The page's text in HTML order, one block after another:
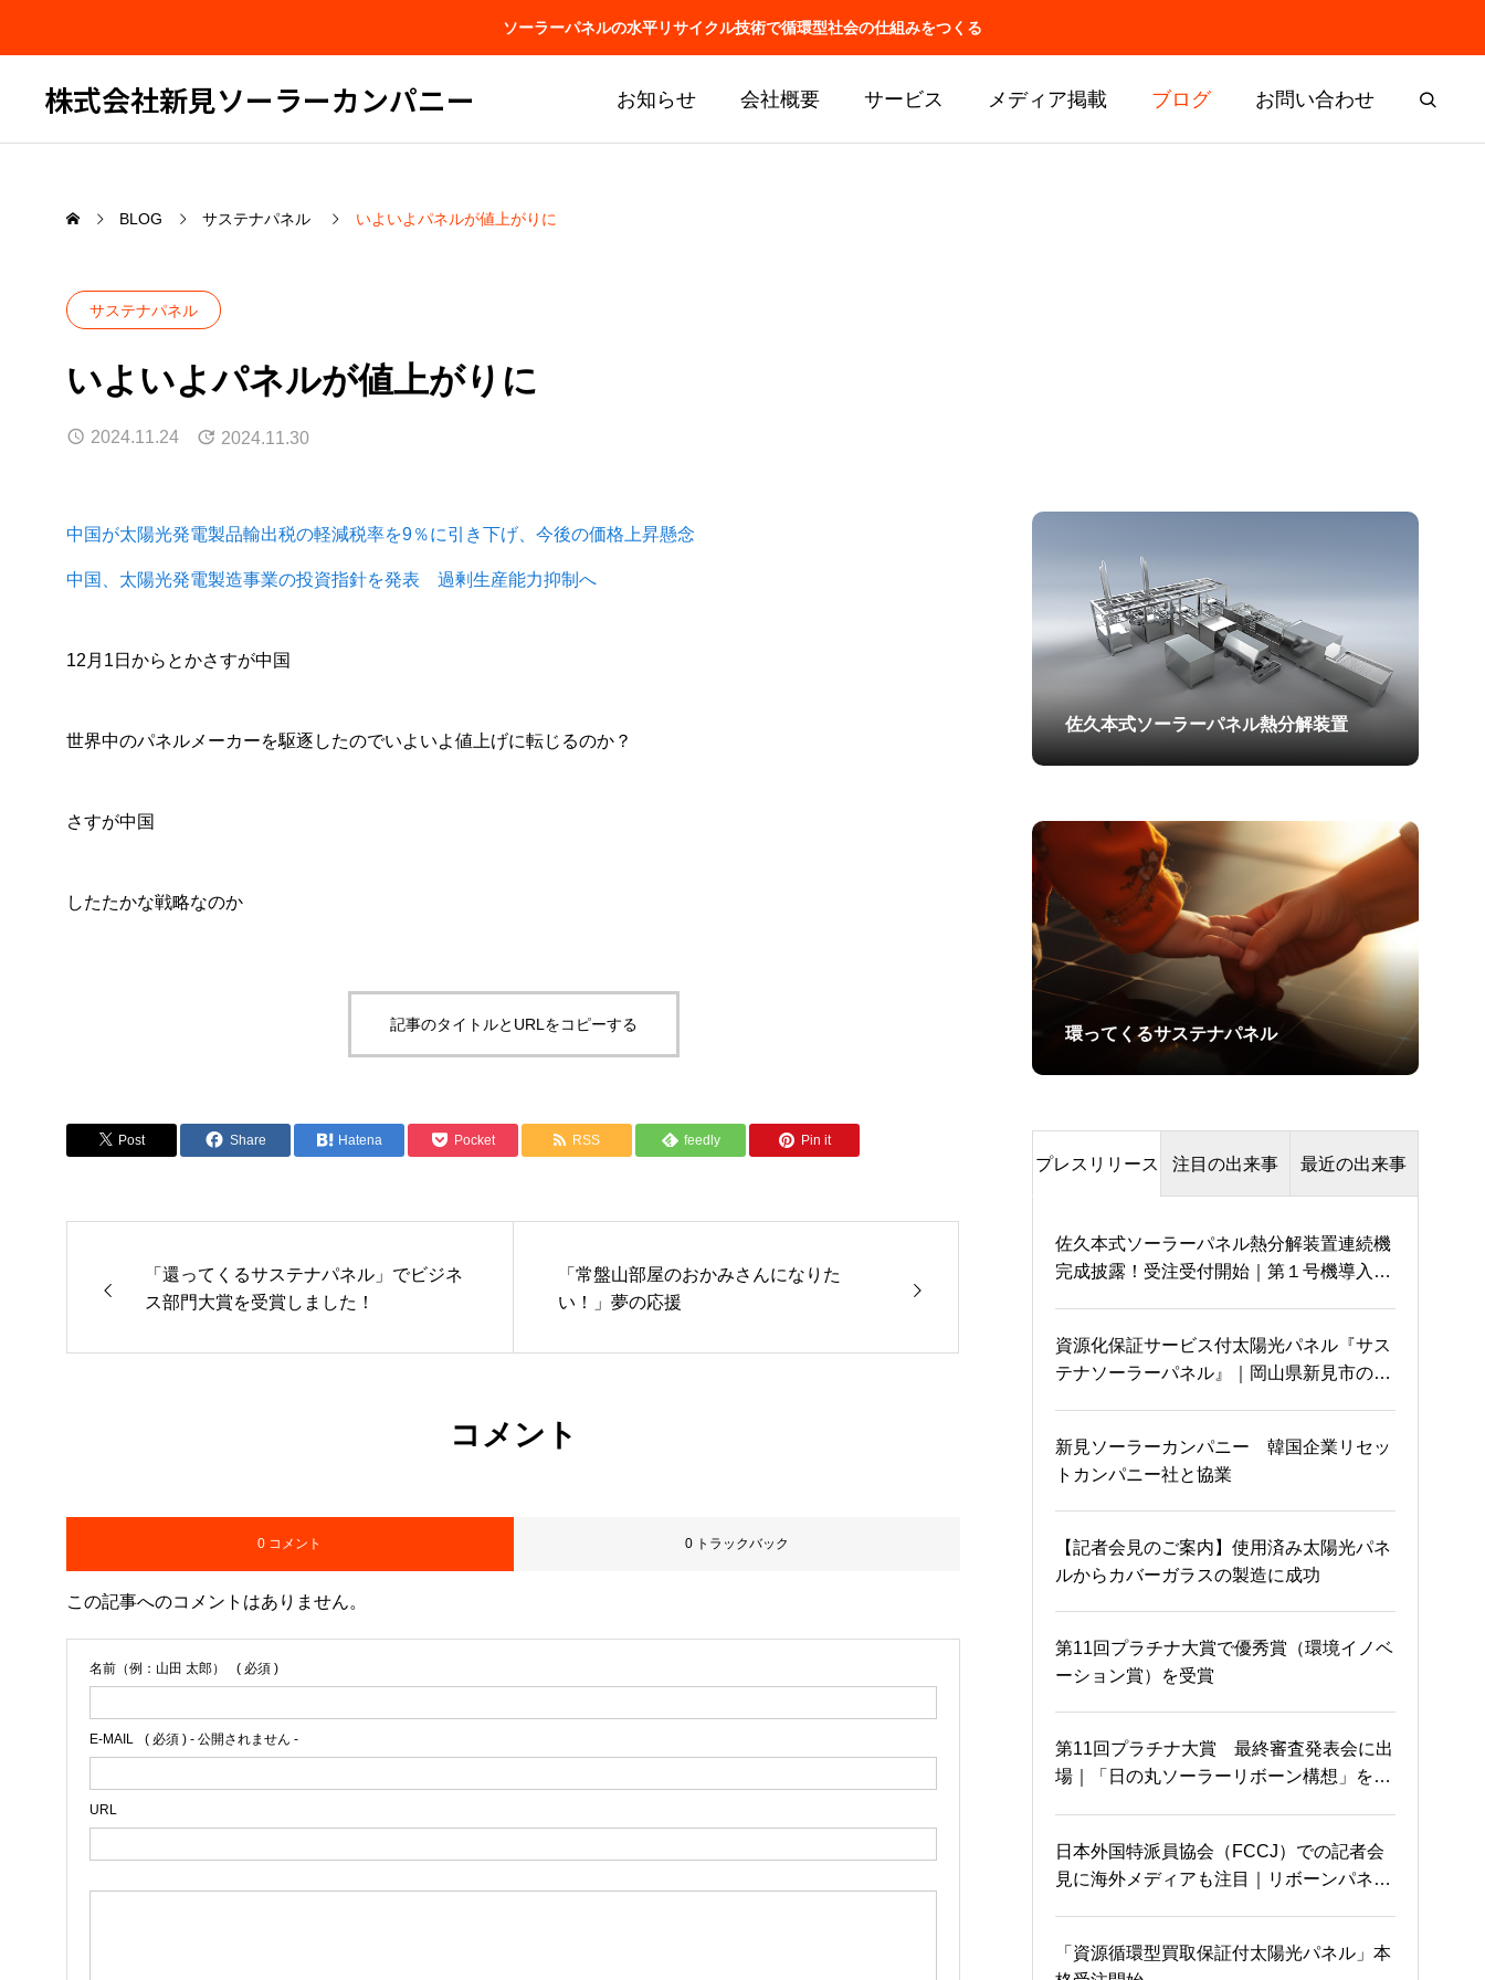
ソーラーパネルの水平リサイクル技術で循環型社会の仕組みをつくる
株式会社新見ソーラーカンパニー お知らせ 会社概要 サービス メディア掲載 ブログ お問い合わせ
セミナー告知
2025.06.17
BLOG サステナパネル いよいよパネルが値上がりに
サステナパネル
いよいよパネルが値上がりに
2024.11.24 2024.11.30
中国が太陽光発電製品輸出税の軽減税率を9％に引き下げ、今後の価格上昇懸念
中国、太陽光発電製造事業の投資指針を発表 過剰生産能力抑制へ
12月1日からとかさすが中国
世界中のパネルメーカーを駆逐したのでいよいよ値上げに転じるのか？
さすが中国
したたかな戦略なのか
記事のタイトルとURLをコピーする
Post Share Hatena Pocket RSS feedly Pin it
「還ってくるサステナパネル」でビジネ
ス部門大賞を受賞しました！
「常盤山部屋のおかみさんになりた
い！」夢の応援
コメント
0 コメント 0 トラックバック
この記事へのコメントはありません。
名前（例：山田 太郎） ( 必須 )
E-MAIL ( 必須 ) - 公開されません -
URL
佐久本式ソーラーパネル熱分解装置
環ってくるサステナパネル
プレスリリース 注目の出来事 最近の出来事
佐久本式ソーラーパネル熱分解装置連続機
完成披露！受注受付開始｜第１号機導入企
資源化保証サービス付太陽光パネル『サス
テナソーラーパネル』｜岡山県新見市のソ
新見ソーラーカンパニー 韓国企業リセッ
トカンパニー社と協業
【記者会見のご案内】使用済み太陽光パネ
ルからカバーガラスの製造に成功
第11回プラチナ大賞で優秀賞（環境イノベ
ーション賞）を受賞
第11回プラチナ大賞 最終審査発表会に出
場｜「日の丸ソーラーリボーン構想」を発
日本外国特派員協会（FCCJ）での記者会
見に海外メディアも注目｜リボーンパネル
「資源循環型買取保証付太陽光パネル」本
伊藤環境大臣の口から熱
分解という言葉が！！
国会にてRebornとサステ
早速売り切れ！？
沖縄から参加者が！！満
員御礼m(_ _)m
て
太陽光パネルのガラスと
金属の完全リサイクル
三田市民の皆様 三田市
議会議員選挙では、たけ
うち宏文へ清き一票を
DXってなんなん！！
母ちゃん喜んでくれたか
な
そ使ってもう大変 泣
ダイバーシティって